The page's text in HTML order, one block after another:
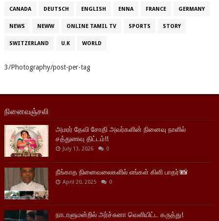
CANADA DEUTSCH ENGLISH ENNA FRANCE GERMANY
NEWS NEWW ONLINE TAMIL TV SPORTS STORY
SWITZERLAND U.K WORLD
3/Photography/post-per-tag
நினைவஞ்சலி
அமரர் தேவி சோதி அவர்களின் நினைவு நாளில்
சத்துணவு திட்டம்!!
July 13, 2026 0
நீங்காத நினைவலைகளில் எங்கள் கிளி பாதர்!📸
April 20, 2025 0
நாடாளுமன்றில் அர்ச்சுனா வெளியிட்ட கருத்து!